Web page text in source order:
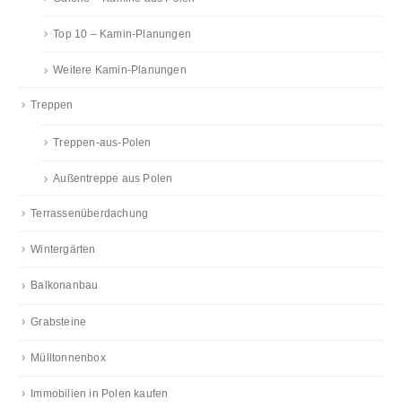
Top 10 – Kamin-Planungen
Weitere Kamin-Planungen
Treppen
Treppen-aus-Polen
Außentreppe aus Polen
Terrassenüberdachung
Wintergärten
Balkonanbau
Grabsteine
Mülltonnenbox
Immobilien in Polen kaufen